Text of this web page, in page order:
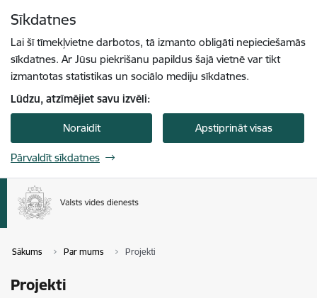
Sīkdatnes
Lai šī tīmekļvietne darbotos, tā izmanto obligāti nepieciešamās
sīkdatnes. Ar Jūsu piekrišanu papildus šajā vietnē var tikt
izmantotas statistikas un sociālo mediju sīkdatnes.
Lūdzu, atzīmējiet savu izvēli:
Noraidīt Apstiprināt visas
Pārvaldīt sīkdatnes
Sākums Par mums Projekti
Projekti